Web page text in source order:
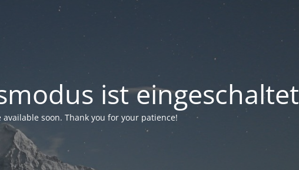
ist eingeschaltet
available soon. Thank you for your patience!